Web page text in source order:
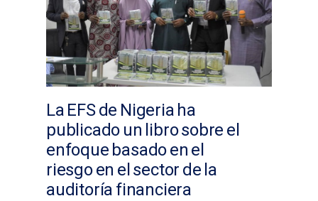
La EFS de Nigeria ha
publicado un libro sobre el
enfoque basado en el
riesgo en el sector de la
auditoría financiera